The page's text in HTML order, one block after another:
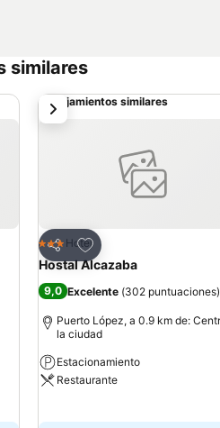
similares
Alojamientos similares
Compartir
Agregar a favoritos
3 Estrellas
Hotel
Hostal Alcazaba
9,0 Excelente (302 puntuaciones)
Puerto López, a 0.9 km de:
la ciudad
Estacionamiento
Restaurante
siguiente